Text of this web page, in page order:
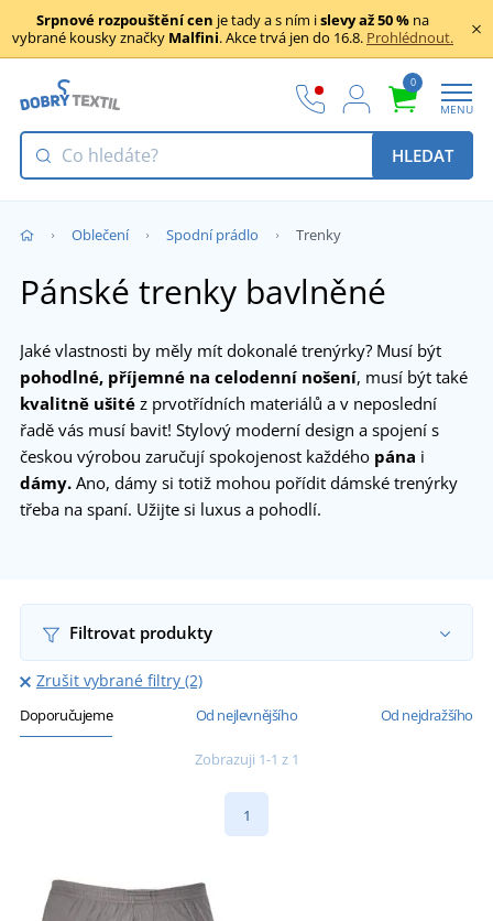
Srpnové rozpouštění cen je tady a s ním islevy až 50 % na
vybrané kousky značky Malfini. Akce trvá jen do 16.8. Prohlédnout.
0
MENU
HLEDAT
Oblečení Spodní prádlo Trenky
Pánské trenky bavlněné
Jaké vlastnosti by měly mít dokonalé trenýrky? Musí být
pohodlné, příjemné na celodenní nošení, musí být také
kvalitně ušité z prvotřídních materiálů a v neposlední
řadě vás musí bavit! Stylový moderní design a spojení s
českou výrobou zaručují spokojenost každého pána i
dámy. Ano, dámy si totiž mohou pořídit dámské trenýrky
třeba na spaní. Užijte si luxus a pohodlí.
Filtrovat produkty
Zrušit vybrané filtry (2)
Doporučujeme Od nejlevnějšího Od nejdražšího
Zobrazuji 1-1 z 1
1